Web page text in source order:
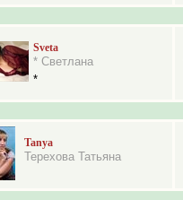
Sveta
* Светлана
*
Tanya
Терехова Татьяна